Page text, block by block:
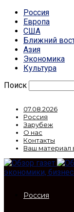
Россия
Европа
США
Ближний
Азия
Экономика
Культура
Поиск
07.08.2026
Россия
Зарубеж
О нас
Контакты
Ваш материал
экономики,
Россия